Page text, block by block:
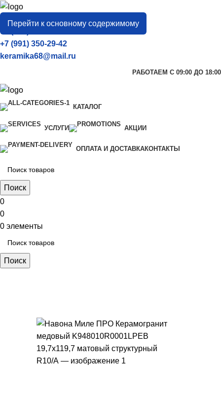
Перейти к основному содержимому
город
Тамбов
+7 (906) 657-33-54
+7 (991) 350-29-42
keramika68@mail.ru
РАБОТАЕМ С 09:00 ДО 18:00
КАТАЛОГ
УСЛУГИ АКЦИИ
ОПЛАТА И ДОСТАВКАКОНТАКТЫ
Поиск
0
0
0 элементы
Поиск